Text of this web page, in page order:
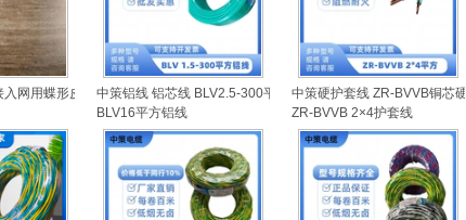
入网用蝶形皮线光缆中策铝线 铝芯线 BLV2.5-300平方铝线
BLV16平方铝线
中策硬护套线 ZR-BVVB铜芯硬
ZR-BVVB 2×4护套线